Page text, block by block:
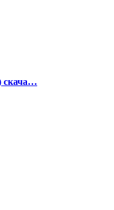
скача…